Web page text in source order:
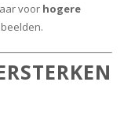
voor hogere